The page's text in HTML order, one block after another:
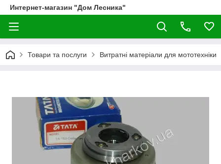
Интернет-магазин "Дом Лесника"
Товари та послуги Витратні матеріали для мототехніки